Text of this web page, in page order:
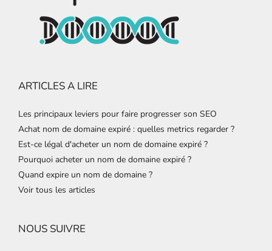
ARTICLES A LIRE
Les principaux leviers pour faire progresser son SEO
Achat nom de domaine expiré : quelles metrics regarder ?
Est-ce légal d'acheter un nom de domaine expiré ?
Pourquoi acheter un nom de domaine expiré ?
Quand expire un nom de domaine ?
Voir tous les articles
NOUS SUIVRE